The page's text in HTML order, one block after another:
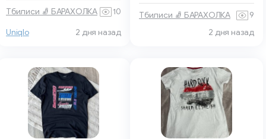
Тбилиси 🧦 БАРАХОЛКА 10
Uniqlo 2 дня назад
Тбилиси 🧦 БАРАХОЛКА
9
2 дня назад